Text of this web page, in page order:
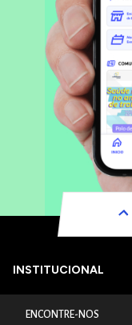
INSTITUCIONAL
ENCONTRE-NOS